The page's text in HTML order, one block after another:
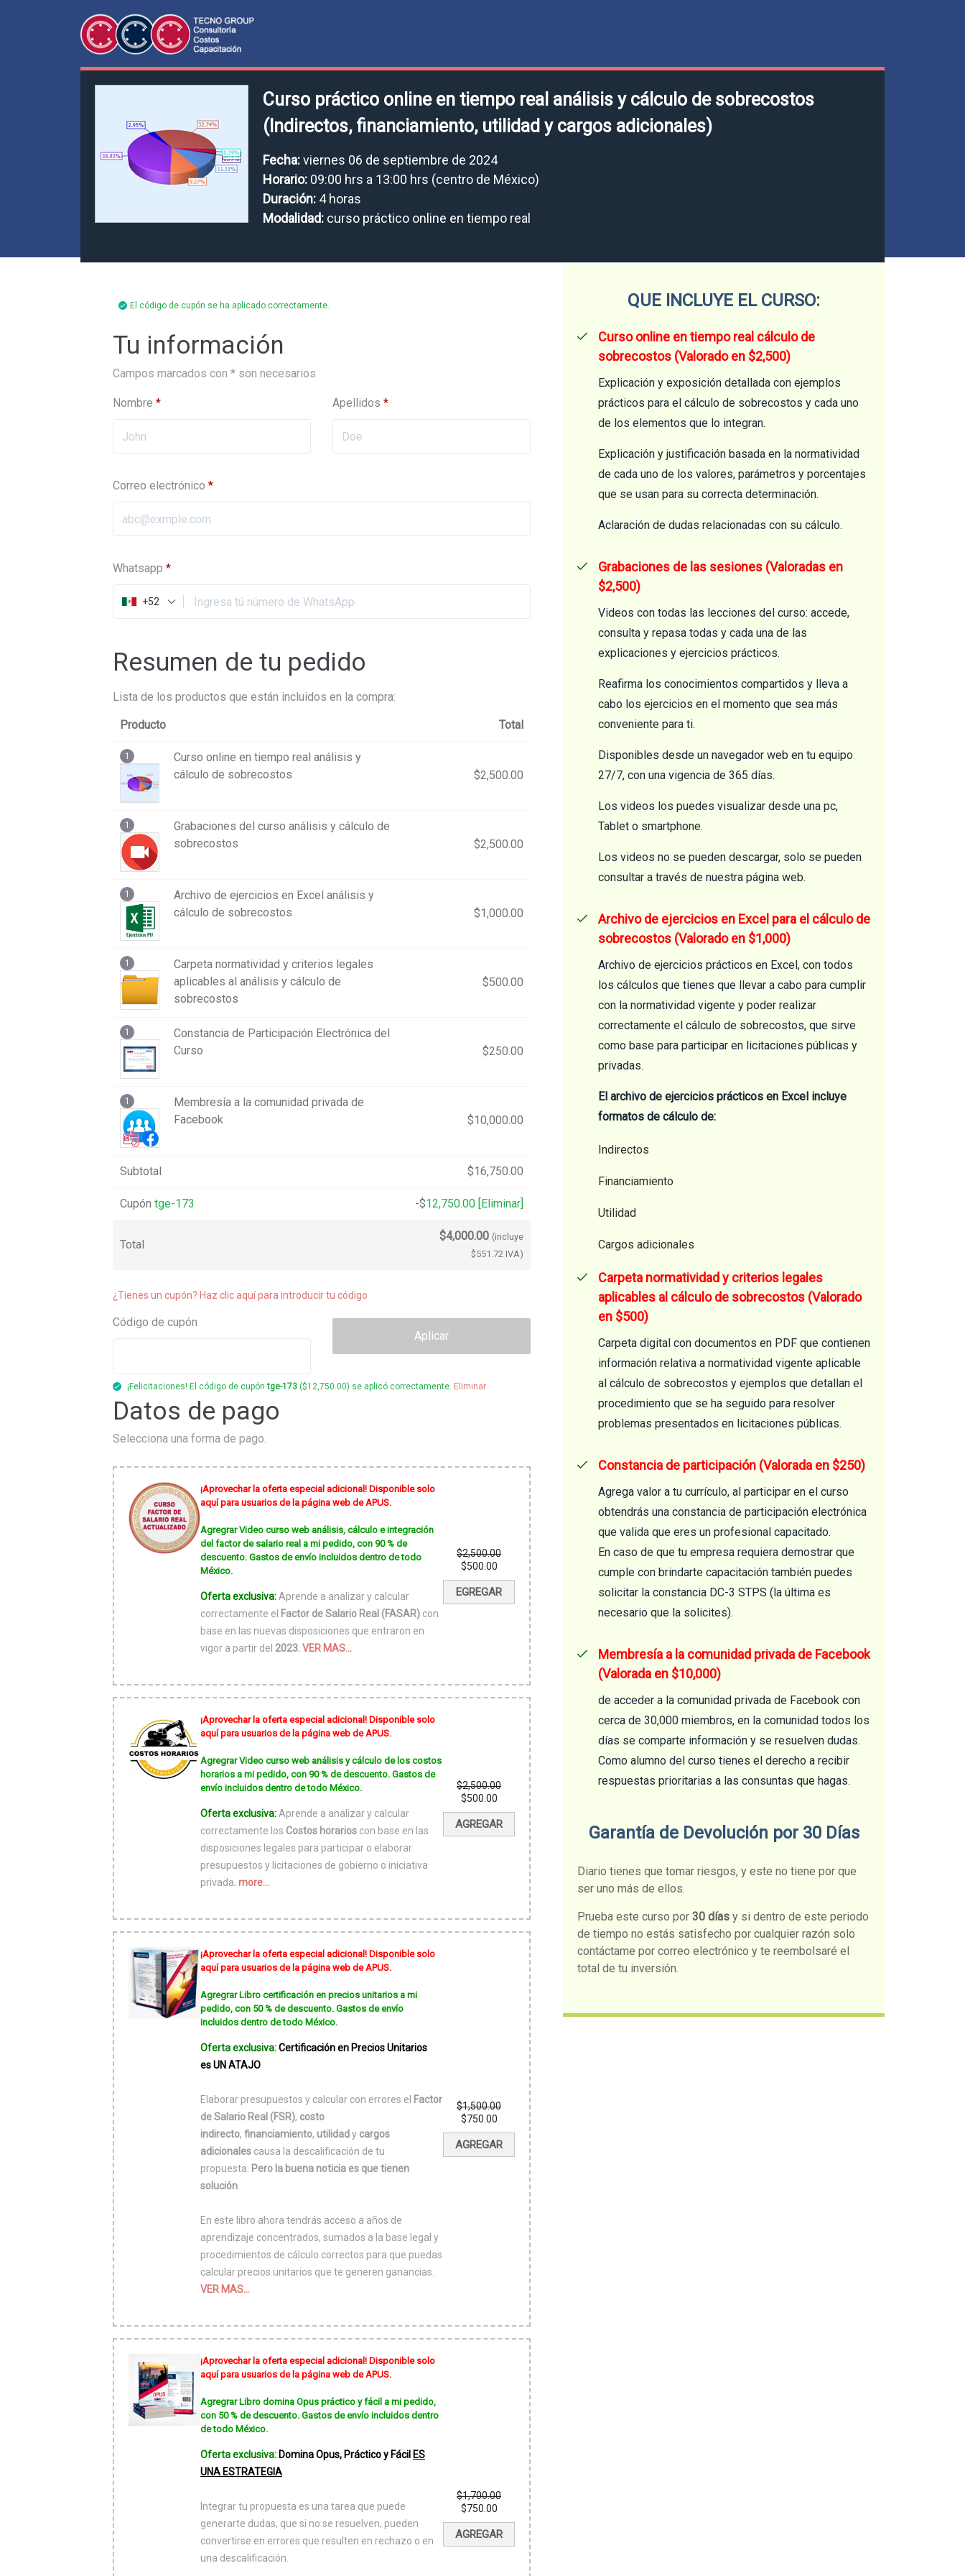
Curso práctico online en tiempo real análisis y cálculo de sobrecostos
(Indirectos, financiamiento, utilidad y cargos adicionales)
Fecha:viernes 06 de septiembre de 2024
Horario: 09:00 hrs a 13:00 hrs (centro de México)
Duración: 4 horas
Modalidad: curso práctico online en tiempo real
El código de cupón se ha aplicado correctamente.
Tu información
Campos marcados con * son necesarios
Nombre * Apellidos *
Correo electrónico *
Whatsapp *
+52
Resumen de tu pedido
Lista de los productos que están incluidos en la compra:
Producto Total
1
Curso online en tiempo real análisis y
cálculo de sobrecostos
$2,500.00
1
Grabaciones del curso análisis y cálculo de
sobrecostos
$2,500.00
1
Archivo de ejercicios en Excel análisis y
cálculo de sobrecostos
$1,000.00
1
Carpeta normatividad y criterios legales
aplicables al análisis y cálculo de
sobrecostos
$500.00
1
Constancia de Participación Electrónica del
Curso
$250.00
1
Membresía a la comunidad privada de
Facebook
$10,000.00
Subtotal $16,750.00
Cupón tge-173 -$12,750.00 [Eliminar]
Total
$4,000.00 (incluye
$551.72 IVA)
¿Tienes un cupón? Haz clic aquí para introducir tu código
Código de cupón
Aplicar
¡Felicitaciones! El código de cupóntge-173 ($12,750.00) se aplicó correctamente. Eliminar
Datos de pago
Selecciona una forma de pago.
¡Aprovechar la oferta especial adicional! Disponible solo
aquí para usuarios de la página web de APUS.
Agregrar Video curso web análisis, cálculo e integración
del factor de salario real a mi pedido, con 90 % de
descuento. Gastos de envío incluidos dentro de todo
México.
Oferta exclusiva: Aprende a analizar y calcular
correctamente el Factor de Salario Real (FASAR) con
base en las nuevas disposiciones que entraron en
vigor a partir del 2023. VER MAS...
$2,500.00
El
original
era:
$2,500.00.
$500.00
precio
actual
es:
EGREGAR
¡Aprovechar la oferta especial adicional! Disponible solo
aquí para usuarios de la página web de APUS.
Agregrar Video curso web análisis y cálculo de los costos
horarios a mi pedido, con 90 % de descuento. Gastos de
envío incluidos dentro de todo México.
Oferta exclusiva: Aprende a analizar y calcular
correctamente los Costos horarios con base en las
disposiciones legales para participar o elaborar
presupuestos y licitaciones de gobierno o iniciativa
privada. more...
$2,500.00
El
original
era:
$2,500.00.
$500.00
precio
actual
es:
AGREGAR
¡Aprovechar la oferta especial adicional! Disponible solo
aquí para usuarios de la página web de APUS.
Agregrar Libro certificación en precios unitarios a mi
pedido, con 50 % de descuento. Gastos de envío
incluidos dentro de todo México.
Oferta exclusiva:Certificación en Precios Unitarios
es UN ATAJO
Elaborar presupuestos y calcular con errores el Factor
de Salario Real (FSR), costo
indirecto, financiamiento, utilidady cargos
adicionales causa la descalificación de tu
propuesta. Pero la buena noticia es que tienen
solución
En este libro ahora tendrás acceso a años de
aprendizaje concentrados, sumados a la base legal y
procedimientos de cálculo correctos para que puedas
calcular precios unitarios que te generen ganancias.
VER MAS...
$1,500.00
El
original
era:
$1,500.00.
$750.00
precio
actual
es:
AGREGAR
¡Aprovechar la oferta especial adicional! Disponible solo
aquí para usuarios de la página web de APUS.
Agregrar Libro domina Opus práctico y fácil a mi pedido,
con 50 % de descuento. Gastos de envío incluidos dentro
de todo México.
Oferta exclusiva: Domina Opus, Práctico y Fácil ES
UNA ESTRATEGIA
Integrar tu propuesta es una tarea que puede
generarte dudas, que si no se resuelven, pueden
convertirse en errores que resulten en rechazo o en
una descalificación.
$1,700.00
El
original
era:
$1,700.00.
$750.00
precio
actual
es:
AGREGAR
QUE INCLUYE EL CURSO:
Curso online en tiempo real cálculo de
sobrecostos (Valorado en $2,500)
Explicación y exposición detallada con ejemplos
prácticos para el cálculo de sobrecostos y cada uno
de los elementos que lo integran.
Explicación y justificación basada en la normatividad
de cada uno de los valores, parámetros y porcentajes
que se usan para su correcta determinación.
Aclaración de dudas relacionadas con su cálculo.
Grabaciones de las sesiones (Valoradas en
$2,500)
Videos con todas las lecciones del curso: accede,
consulta y repasa todas y cada una de las
explicaciones y ejercicios prácticos.
Reafirma los conocimientos compartidos y lleva a
cabo los ejercicios en el momento que sea más
conveniente para ti.
Disponibles desde un navegador web en tu equipo
27/7, con una vigencia de 365 días.
Los videos los puedes visualizar desde una pc,
Tablet o smartphone.
Los videos no se pueden descargar, solo se pueden
consultar a través de nuestra página web.
Archivo de ejercicios en Excel para el cálculo de
sobrecostos (Valorado en $1,000)
Archivo de ejercicios prácticos en Excel, con todos
los cálculos que tienes que llevar a cabo para cumplir
con la normatividad vigente y poder realizar
correctamente el cálculo de sobrecostos, que sirve
como base para participar en licitaciones públicas y
privadas.
El archivo de ejercicios prácticos en Excel incluye
formatos de cálculo de:
Indirectos
Financiamiento
Utilidad
Cargos adicionales
Carpeta normatividad y criterios legales
aplicables al cálculo de sobrecostos (Valorado
en $500)
Carpeta digital con documentos en PDF que contienen
información relativa a normatividad vigente aplicable
al cálculo de sobrecostos y ejemplos que detallan el
procedimiento que se ha seguido para resolver
problemas presentados en licitaciones públicas.
Constancia de participación (Valorada en $250)
Agrega valor a tu currículo, al participar en el curso
obtendrás una constancia de participación electrónica
que valida que eres un profesional capacitado.
En caso de que tu empresa requiera demostrar que
cumple con brindarte capacitación también puedes
solicitar la constancia DC-3 STPS (la última es
necesario que la solicites).
Membresía a la comunidad privada de Facebook
(Valorada en $10,000)
de acceder a la comunidad privada de Facebook con
cerca de 30,000 miembros, en la comunidad todos los
días se comparte información y se resuelven dudas.
Como alumno del curso tienes el derecho a recibir
respuestas prioritarias a las consuntas que hagas.
Garantía de Devolución por 30 Días
Diario tienes que tomar riesgos, y este no tiene por que
ser uno más de ellos.
Prueba este curso por 30 días y si dentro de este periodo
de tiempo no estás satisfecho por cualquier razón solo
contáctame por correo electrónico y te reembolsaré el
total de tu inversión.